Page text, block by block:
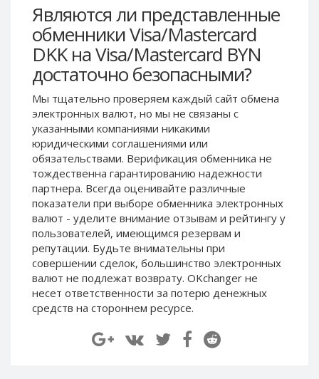
Являются ли представленные
обменники Visa/Mastercard
DKK на Visa/Mastercard BYN
достаточно безопасными?
Мы тщательно проверяем каждый сайт обмена
электронных валют, но мы не связаны c
указанными компаниями никакими
юридическими соглашениями или
обязательствами. Верификация обменника не
тождественна гарантированию надежности
партнера. Всегда оценивайте различные
показатели при выборе обменника электронных
валют - уделите внимание отзывам и рейтингу у
пользователей, имеющимся резервам и
репутации. Будьте внимательны при
совершении сделок, большинство электронных
валют не подлежат возврату. OKchanger не
несет ответственности за потерю денежных
средств на стороннем ресурсе.
AliPay CNY
UnionPay CNY
Paymer USD
Paymer RUB
Capitalist USD
Capitalist RUB
Capitalist EUR
Payoneer USD
Payoneer EUR
Revolut Binance USD
(BUSD)
Revolut USD
Revolut EUR
Revolut GBP
Global24 UAH
Piastrix RUB
UnionPay CNY
Paymer USD
Paymer RUB
Paymer UAH
Capitalist USD
Capitalist RUB
Capitalist EUR
Payoneer USD
Payoneer EUR
Revolut Binance USD
(BUSD)
Revolut USD
Revolut EUR
Revolut GBP
Piastrix RUB